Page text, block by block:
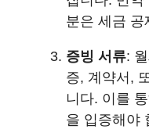
분은 세금 공
증빙 서류:
증, 계약서,
니다. 이를
을 입증해야